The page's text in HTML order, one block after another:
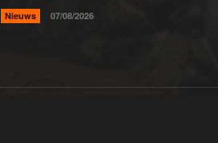
Nieuws 07/08/2026